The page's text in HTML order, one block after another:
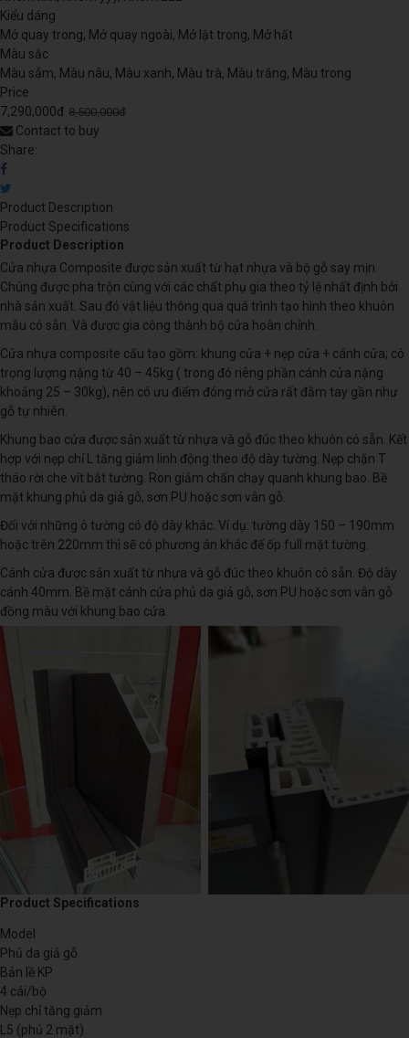
Kiểu dáng
Mở quay trong, Mở quay ngoài, Mở lật trong, Mở hất
Màu sắc
Màu sẫm, Màu nâu, Màu xanh, Màu trà, Màu trắng, Màu trong
Price
7,290,000đ 8,500,000đ
Contact to buy
Share:
Product Description
Product Specifications
Product Description
Cửa nhựa Composite được sản xuất từ hạt nhựa và bộ gỗ say mịn.
Chúng được pha trộn cùng với các chất phụ gia theo tỷ lệ nhất định bởi
nhà sản xuất. Sau đó vật liệu thông qua quá trình tạo hình theo khuôn
mẫu có sẵn. Và được gia công thành bộ cửa hoàn chỉnh.
Cửa nhựa composite cấu tạo gồm: khung cửa + nẹp cửa + cánh cửa; có
trọng lượng nặng từ 40 – 45kg ( trong đó riêng phần cánh cửa nặng
khoảng 25 – 30kg), nên có ưu điểm đóng mở cửa rất đằm tay gần như
gỗ tự nhiên.
Khung bao cửa được sản xuất từ nhựa và gỗ đúc theo khuôn có sẵn. Kết
hợp với nẹp chỉ L tăng giảm linh động theo độ dày tường. Nẹp chặn T
tháo rời che vít bắt tường. Ron giảm chấn chạy quanh khung bao. Bề
mặt khung phủ da giả gỗ, sơn PU hoặc sơn vân gỗ.
Đối với những ô tường có độ dày khác. Ví dụ: tường dày 150 – 190mm
hoặc trên 220mm thì sẽ có phương án khác để ốp full mặt tường.
Cánh cửa được sản xuất từ nhựa và gỗ đúc theo khuôn có sẵn. Độ dày
cánh 40mm. Bề mặt cánh cửa phủ da giả gỗ, sơn PU hoặc sơn vân gỗ
đồng màu với khung bao cửa.
Product Specifications
Model
Phủ da giả gỗ
Bản lề KP
4 cái/bộ
Nẹp chỉ tăng giảm
L5 (phủ 2 mặt)